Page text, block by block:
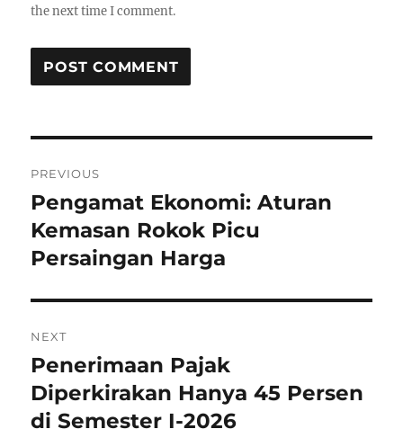
the next time I comment.
o
s
t
n
a
v
i
PREVIOUS
P
r
e
i
s
p
o
Pengamat Ekonomi: Aturan
Kemasan Rokok Picu
Persaingan Harga
NEXT
N
e
x
Penerimaan Pajak
Diperkirakan Hanya 45 Persen
di Semester I-2026